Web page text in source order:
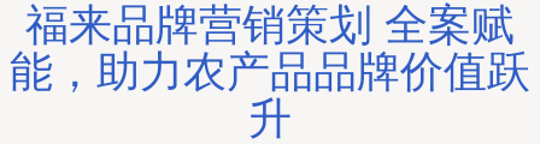
福来品牌营销策划 全案赋
能，助力农产品品牌价值跃
升